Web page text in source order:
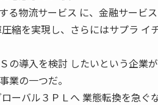
る物流サービス に、金融サービ
縮を実現し、さらにはサプラ イ
導入を検討 したいという企業が
業の一つだ。
ーバル３ＰＬへ 業態転換を急ぐ